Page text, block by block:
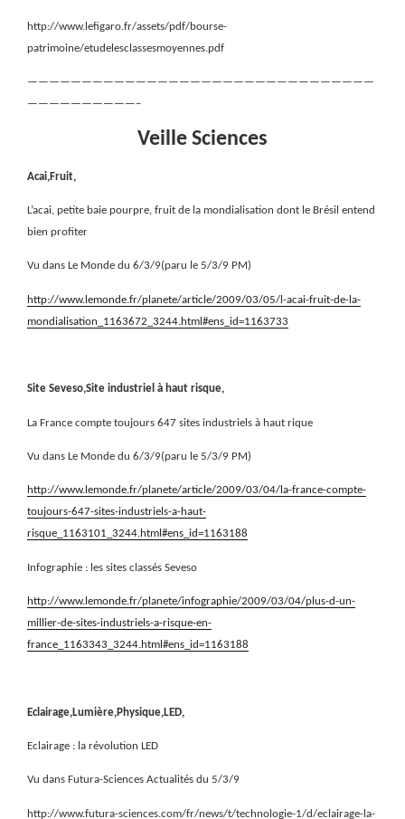
http://www.lefigaro.fr/assets/pdf/bourse-
patrimoine/etudelesclassesmoyennes.pdf
————————————————————————————————
——————————–
Veille Sciences
Acai,Fruit,
L’acai, petite baie pourpre, fruit de la mondialisation dont le Brésil entend
bien profiter
Vu dans Le Monde du 6/3/9(paru le 5/3/9 PM)
http://www.lemonde.fr/planete/article/2009/03/05/l-acai-fruit-de-la-
mondialisation_1163672_3244.html#ens_id=1163733
Site Seveso,Site industriel à haut risque,
La France compte toujours 647 sites industriels à haut rique
Vu dans Le Monde du 6/3/9(paru le 5/3/9 PM)
http://www.lemonde.fr/planete/article/2009/03/04/la-france-compte-
toujours-647-sites-industriels-a-haut-
risque_1163101_3244.html#ens_id=1163188
Infographie : les sites classés Seveso
http://www.lemonde.fr/planete/infographie/2009/03/04/plus-d-un-
millier-de-sites-industriels-a-risque-en-
france_1163343_3244.html#ens_id=1163188
Eclairage,Lumière,Physique,LED,
Eclairage : la révolution LED
Vu dans Futura-Sciences Actualités du 5/3/9
http://www.futura-sciences.com/fr/news/t/technologie-1/d/eclairage-la-